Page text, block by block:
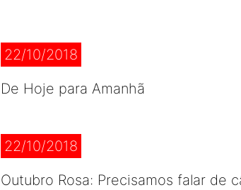
22/10/2018
De Hoje para Amanhã
22/10/2018
Outubro Rosa: Precisamos falar de